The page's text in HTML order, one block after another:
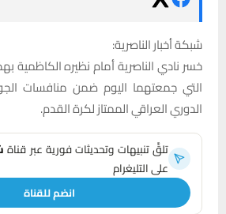
شبكة أخبار الناصرية:
خسر نادي الناصرية أمام نظيره الكاظمية
التي جمعتهما اليوم ضمن منافسات
الدوري العراقي الممتاز لكرة القدم.
تلقَّ تنبيهات وتحديثات فورية عبر قناة
على التليغرام
انضم للقناة